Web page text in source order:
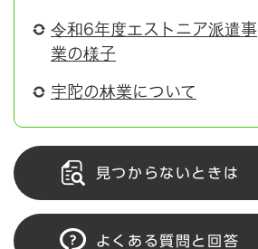
令和6年度エストニア派遣事
業の様子
宇陀の林業について
見つからないときは
よくある質問と回答